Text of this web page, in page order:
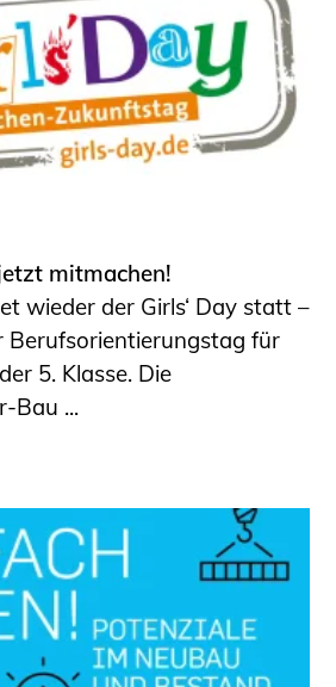
mitmachen!
wieder der Girls‘ Day statt –
Berufsorientierungstag für
5. Klasse. Die
Bau ...